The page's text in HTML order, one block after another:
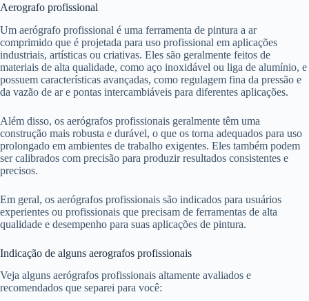
Aerografo profissional
Um aerógrafo profissional é uma ferramenta de pintura a ar
comprimido que é projetada para uso profissional em aplicações
industriais, artísticas ou criativas. Eles são geralmente feitos de
materiais de alta qualidade, como aço inoxidável ou liga de alumínio, e
possuem características avançadas, como regulagem fina da pressão e
da vazão de ar e pontas intercambiáveis para diferentes aplicações.
Além disso, os aerógrafos profissionais geralmente têm uma
construção mais robusta e durável, o que os torna adequados para uso
prolongado em ambientes de trabalho exigentes. Eles também podem
ser calibrados com precisão para produzir resultados consistentes e
precisos.
Em geral, os aerógrafos profissionais são indicados para usuários
experientes ou profissionais que precisam de ferramentas de alta
qualidade e desempenho para suas aplicações de pintura.
Indicação de alguns aerografos profissionais
Veja alguns aerógrafos profissionais altamente avaliados e
recomendados que separei para você: